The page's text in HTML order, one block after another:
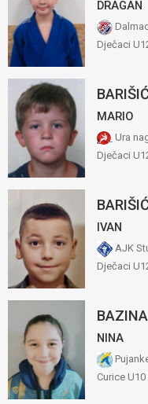
DRAGAN
Dječaci
MARIO
Ura
Dječaci
IVAN
AJK
Dječaci
BAZINA
NINA
Curice U10